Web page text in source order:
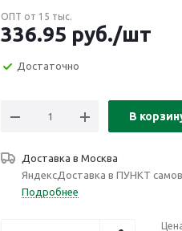
ОПТ от 15 тыс.
336.95 руб./шт
Достаточно
В
Доставка в Москва
ЯндексДоставка в ПУНКТ
Подробнее